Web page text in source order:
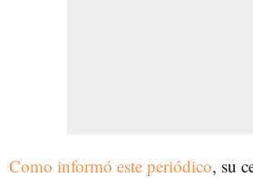
Como informó este periódico, su